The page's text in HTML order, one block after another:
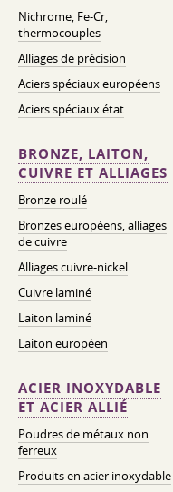
Nichrome, Fe-Cr,
thermocouples
Alliages de précision
Aciers spéciaux européens
Aciers spéciaux état
BRONZE, LAITON,
CUIVRE ET ALLIAGES
Bronze roulé
Bronzes européens, alliages
de cuivre
Alliages cuivre-nickel
Cuivre laminé
Laiton laminé
Laiton européen
ACIER INOXYDABLE
ET ACIER ALLIÉ
Poudres de métaux non
ferreux
Produits en acier inoxydable